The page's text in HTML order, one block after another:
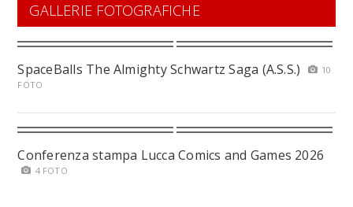
GALLERIE FOTOGRAFICHE
SpaceBalls The Almighty Schwartz Saga (A.S.S.)
10
FOTO
Conferenza stampa Lucca Comics and Games 2026
4 FOTO